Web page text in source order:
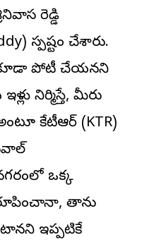
రెడ్డి
స్పష్టం చేశారు.
కూడా పోటీ చేయనని
నిర్మిస్తే, మీరు
కేటీఆర్ (KTR)
ఒక్క
తాను
ఇప్పటికే